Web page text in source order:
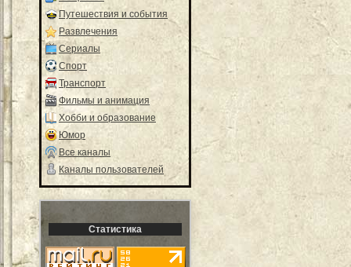
Путешествия и события
Развлечения
Сериалы
Спорт
Транспорт
Фильмы и анимация
Хобби и образование
Юмор
Все каналы
Каналы пользователей
Статистика